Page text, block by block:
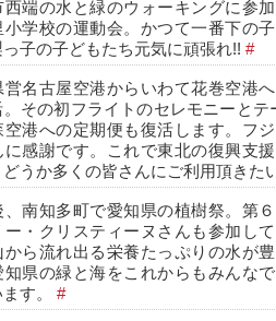
西端の水と緑のウォーキングに参
小学校の運動会。かつて一番下の
っ子の子どもたち元気に頑張れ!! #
営名古屋空港からいわて花巻空港
。その初フライトのセレモニーとテ
空港への定期便も復活します。フ
に感謝です。これで東北の復興支
どうか多くの皆さんにご利用頂きた
、南知多町で愛知県の植樹祭。第
ー・クリスティーヌさんも参加し
から流れ出る栄養たっぷりの水が
知県の緑と海をこれからもみんな
す。 #